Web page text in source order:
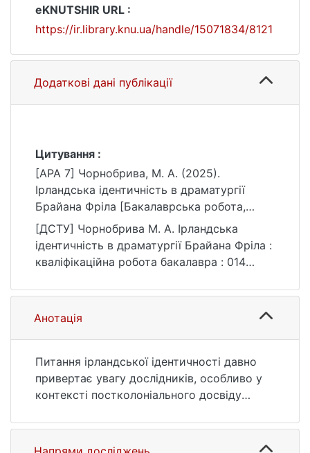
eKNUTSHIR URL :
https://ir.library.knu.ua/handle/15071834/8121
Додаткові дані публікації
Цитування :
[APA 7] Чорнобрива, М. А. (2025).
Ірландська ідентичність в драматургії
Брайана Фріла [Бакалаврська робота,
Київський національний університет імені
Тараса Шевченка]. eKNUTSHIR.
https://ir.library.knu.ua/handle/15071834/8121
[ДСТУ] Чорнобрива М. А. Ірландська
ідентичність в драматургії Брайана Фріла :
кваліфікаційна робота бакалавра : 014
Жлуктенко. Київ, 2025. 81 с. URL:
https://ir.library.knu.ua/handle/15071834/8121
(дата звернення: 25.07.2026).
Анотація
Питання ірландської ідентичності давно
привертає увагу дослідників, особливо у
контексті постколоніального досвіду
найяскравіше висвітлює цю проблему, є
ірландський драматург Браян Фріл. Його